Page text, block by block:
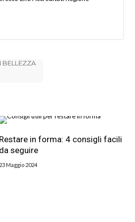
BELLEZZA
Restare in forma: 4 consigli facili
da seguire
23 Maggio 2024